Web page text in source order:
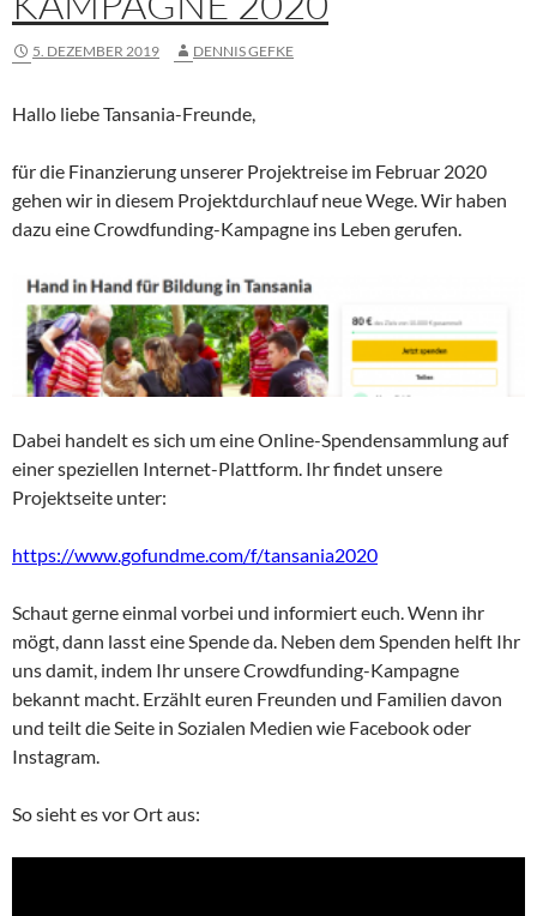
5. DEZEMBER 2019 DENNIS GEFKE
Hallo liebe Tansania-Freunde,
für die Finanzierung unserer Projektreise im Februar 2020
gehen wir in diesem Projektdurchlauf neue Wege. Wir haben
dazu eine Crowdfunding-Kampagne ins Leben gerufen.
Dabei handelt es sich um eine Online-Spendensammlung auf
einer speziellen Internet-Plattform. Ihr findet unsere
Projektseite unter:
https://www.gofundme.com/f/tansania2020
Schaut gerne einmal vorbei und informiert euch. Wenn ihr
mögt, dann lasst eine Spende da. Neben dem Spenden helft Ihr
uns damit, indem Ihr unsere Crowdfunding-Kampagne
bekannt macht. Erzählt euren Freunden und Familien davon
und teilt die Seite in Sozialen Medien wie Facebook oder
Instagram.
So sieht es vor Ort aus: